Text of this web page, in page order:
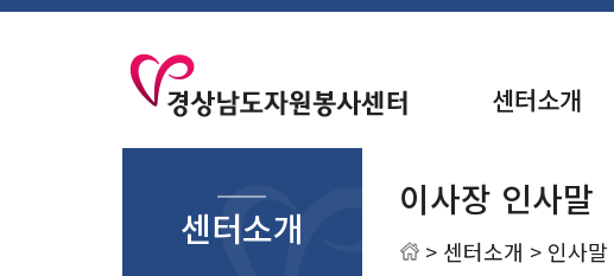
센터소개
센터소개
이사장 인사말
> 센터소개 > 인사말